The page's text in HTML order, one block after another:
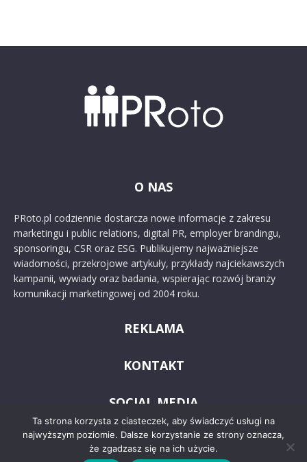
O NAS
PRoto.pl codziennie dostarcza nowe informacje z zakresu
marketingu i public relations, digital PR, employer brandingu,
sponsoringu, CSR oraz ESG. Publikujemy najważniejsze
wiadomości, przekrojowe artykuły, przykłady najciekawszych
kampanii, wywiady oraz badania, wspierając rozwój branży
komunikacji marketingowej od 2004 roku.
REKLAMA
KONTAKT
SOCIAL MEDIA
Ta strona korzysta z ciasteczek, aby świadczyć usługi na
najwyższym poziomie. Dalsze korzystanie ze strony oznacza,
że zgadzasz się na ich użycie.